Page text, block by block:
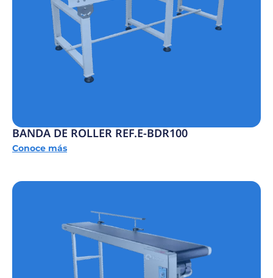
BANDA DE ROLLER REF.E-BDR100
Conoce más